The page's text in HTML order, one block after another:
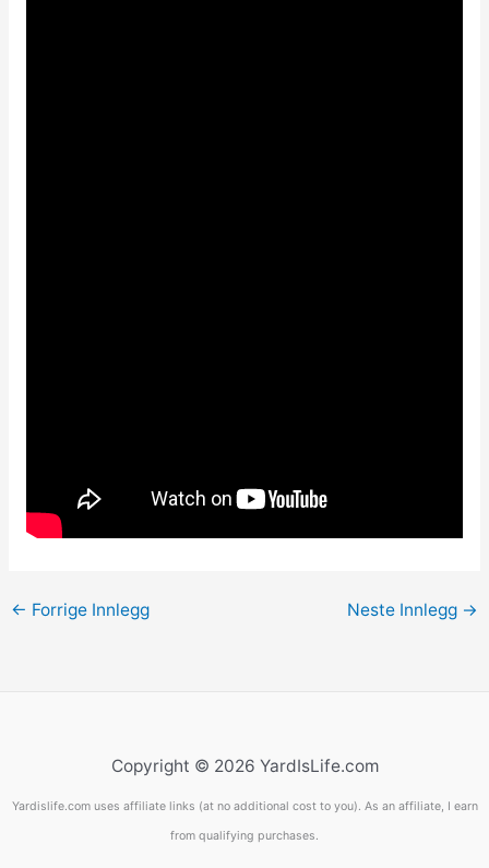
← Forrige Innlegg Neste Innlegg →
Copyright © 2026 YardIsLife.com
Yardislife.com uses affiliate links (at no additional cost to you). As an affiliate, I earn
from qualifying purchases.